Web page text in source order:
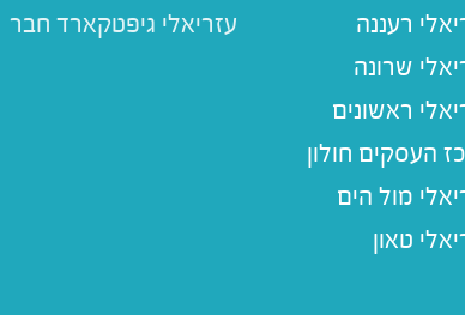
רעננה
שרונה
ראשונים
העסקים חולון
מול הים
טאון